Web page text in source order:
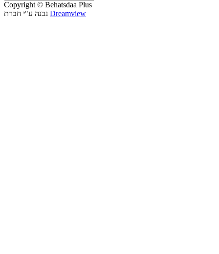
Copyright © Behatsdaa Plus
Dreamview